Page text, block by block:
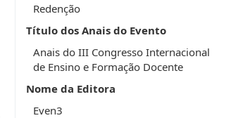
Redenção
Título dos Anais do Evento
Anais do III Congresso Internacional
de Ensino e Formação Docente
Nome da Editora
Even3